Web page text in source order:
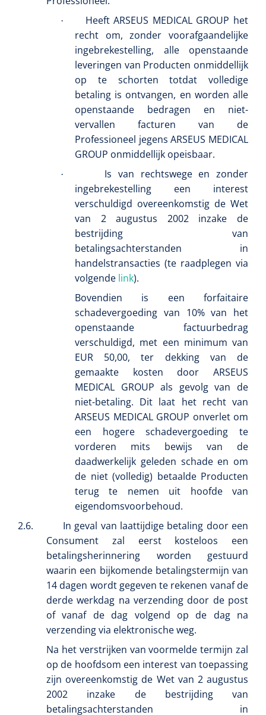
Chirurgische pincet - 14 cm - 1 st
1620365
VACOped - Evenup Sole - L (44-46) - 1 st
1208566
Hysterometer Sims - niet plooibaar - 32 cm - 1 st
·
Heeft ARSEUS MEDICAL GROUP het
recht om, zonder voorafgaandelijke
ingebrekestelling, alle openstaande
leveringen van Producten onmiddellijk
op te schorten totdat volledige
betaling is ontvangen, en worden alle
openstaande bedragen en niet-
vervallen facturen van de
Professioneel jegens ARSEUS MEDICAL
GROUP onmiddellijk opeisbaar.
·
Is van rechtswege en zonder
ingebrekestelling een interest
verschuldigd overeenkomstig de Wet
van 2 augustus 2002 inzake de
bestrijding van
betalingsachterstanden in
handelstransacties (te raadplegen via
volgende link).
Bovendien is een forfaitaire
schadevergoeding van 10% van het
openstaande factuurbedrag
verschuldigd, met een minimum van
EUR 50,00, ter dekking van de
gemaakte kosten door ARSEUS
MEDICAL GROUP als gevolg van de
niet-betaling. Dit laat het recht van
ARSEUS MEDICAL GROUP onverlet om
een hogere schadevergoeding te
vorderen mits bewijs van de
daadwerkelijk geleden schade en om
de niet (volledig) betaalde Producten
terug te nemen uit hoofde van
eigendomsvoorbehoud.
2.6.
In geval van laattijdige betaling door een
Consument zal eerst kosteloos een
betalingsherinnering worden gestuurd
waarin een bijkomende betalingstermijn van
14 dagen wordt gegeven te rekenen vanaf de
derde werkdag na verzending door de post
of vanaf de dag volgend op de dag na
verzending via elektronische weg.
Na het verstrijken van voormelde termijn zal
op de hoofdsom een interest van toepassing
zijn overeenkomstig de Wet van 2 augustus
2002 inzake de bestrijding van
betalingsachterstanden in